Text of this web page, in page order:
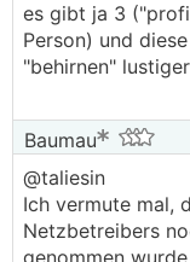
es gibt ja 3
Person) und
"behirnen"
Baumau
@­taliesin
Ich vermute mal,
Netzbetreibers
genommen